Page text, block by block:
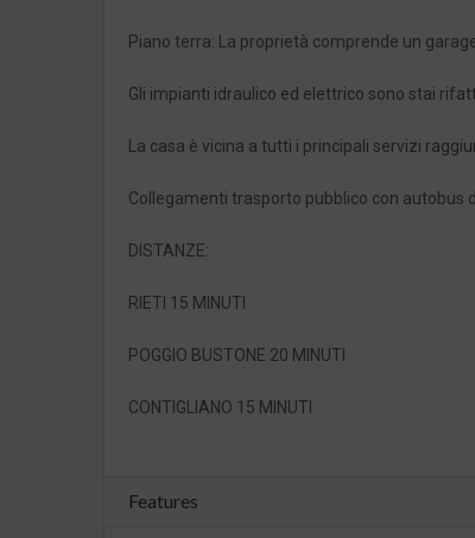
Piano terra: La proprietà comprende un
Gli impianti idraulico ed elettrico sono stai
La casa è vicina a tutti i principali servizi
Collegamenti trasporto pubblico con autobus
DISTANZE:
RIETI 15 MINUTI
POGGIO BUSTONE 20 MINUTI
CONTIGLIANO 15 MINUTI
Features